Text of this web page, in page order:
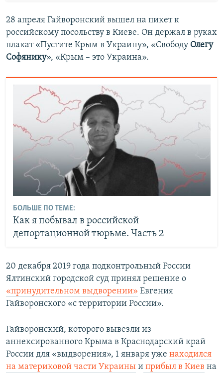
28 апреля Гайворонский вышел на пикет к
российскому посольству в Киеве. Он держал в руках
плакат «Пустите Крым в Украину», «Свободу Олегу
Софянику», «Крым – это Украина».
БОЛЬШЕ ПО ТЕМЕ:
Как я побывал в российской
депортационной тюрьме. Часть 2
20 декабря 2019 года подконтрольный России
Ялтинский городской суд принял решение о
«принудительном выдворении» Евгения
Гайворонского «с территории России».
Гайворонский, которого вывезли из
аннексированного Крыма в Краснодарский край
России для «выдворения», 1 января уже находился
на материковой части Украины и прибыл в Киев на